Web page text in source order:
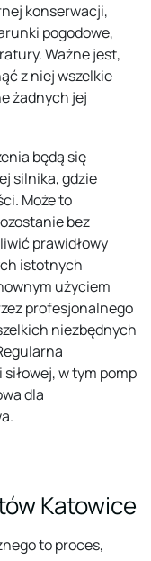
konserwacji,
pogodowe,
Ważne jest,
z niej wszelkie
żadnych jej
będą się
silnika, gdzie
Może to
bez
prawidłowy
istotnych
użyciem
profesjonalnego
niezbędnych
w tym pomp
dla
Katowice
to proces,